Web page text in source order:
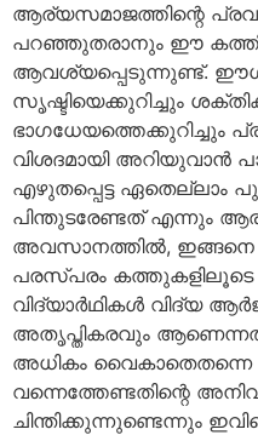
ആര്യസമാജത്തിന്റെ
പറഞ്ഞുതരാനും ഈ
ആവശ്യപ്പെടുന്നുണ്ട്.
സൃഷ്ടിയെക്കുറിച്ചും
ഭാഗധേയത്തെക്കുറിച്ചും
വിശദമായി അറിയുവാന്‍
എഴുതപ്പെട്ട ഏതെല്ലാം
പിന്തുടരേണ്ടത് എന്നും
അവസാനത്തില്‍,
പരസ്പരം കത്തുകളിലൂടെ
വിദ്യാര്‍ഥികള്‍ വിദ്യ
അതൃപ്തികരവും
അധികം വൈകാതെതന്നെ
വന്നെത്തേണ്ടതിന്റെ
ചിന്തിക്കുന്നുണ്ടെന്നും